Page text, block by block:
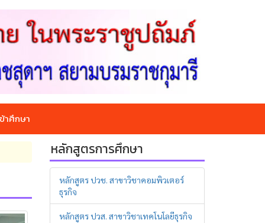
าศึกษา
หลักสูตรการศึกษา
หลักสูตร ปวช. สาขาวิชาคอมพิวเตอร์
ธุรกิจ
หลักสูตร ปวส. สาขาวิชาเทคโนโลยีธุรกิจ